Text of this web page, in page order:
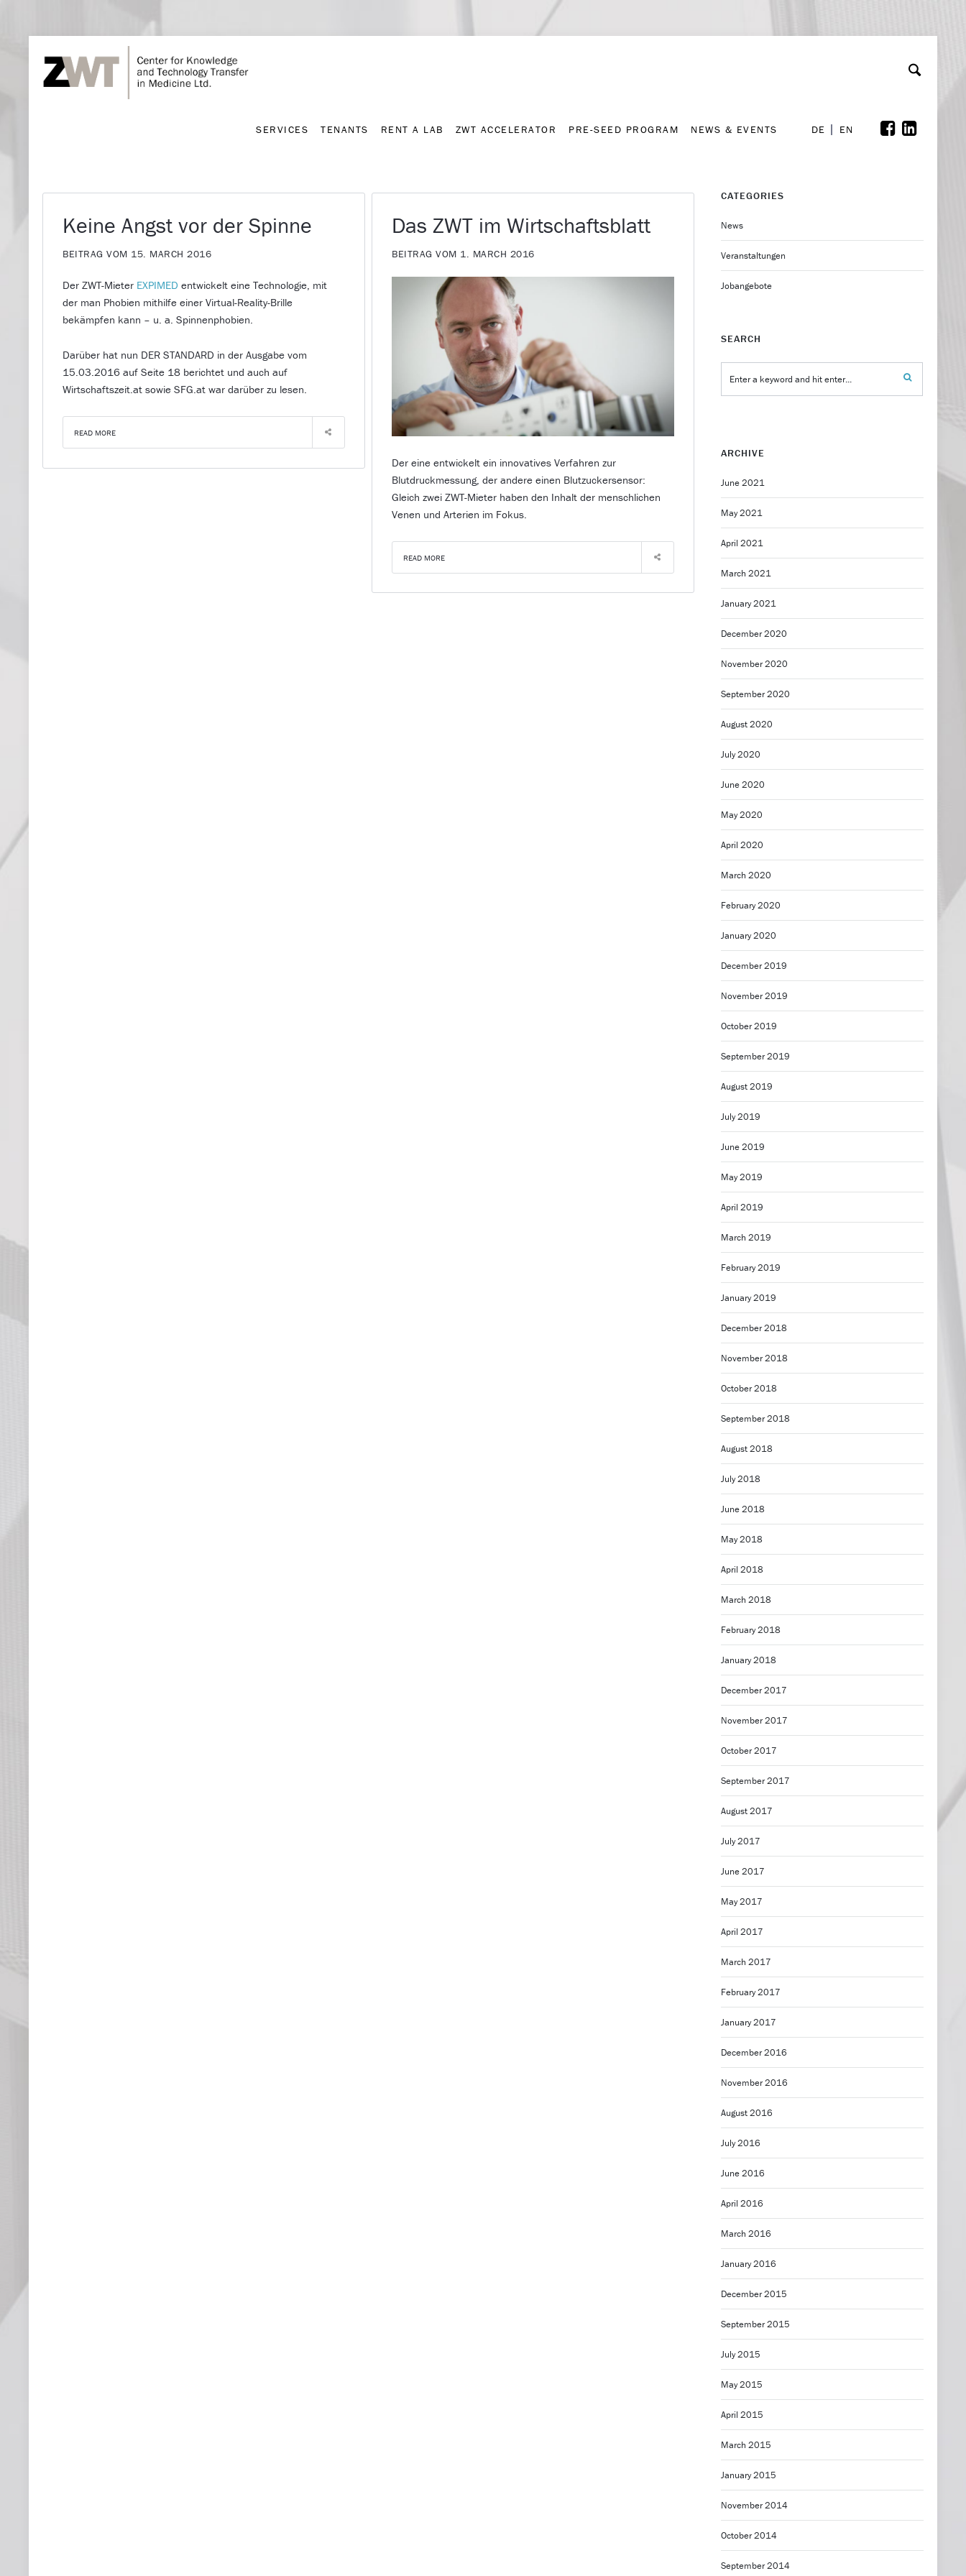
SERVICES TENANTS RENT A LAB ZWT ACCELERATOR PRE-SEED PROGRAM NEWS & EVENTS DE EN
Keine Angst vor der Spinne
BEITRAG VOM 15. MARCH 2016
Der ZWT-Mieter EXPIMED entwickelt eine Technologie, mit
der man Phobien mithilfe einer Virtual-Reality-Brille
bekämpfen kann – u. a. Spinnenphobien.
Darüber hat nun DER STANDARD in der Ausgabe vom
15.03.2016 auf Seite 18 berichtet und auch auf
Wirtschaftszeit.at sowie SFG.at war darüber zu lesen.
READ MORE
Das ZWT im Wirtschaftsblatt
BEITRAG VOM 1. MARCH 2016
Der eine entwickelt ein innovatives Verfahren zur
Blutdruckmessung, der andere einen Blutzuckersensor:
Gleich zwei ZWT-Mieter haben den Inhalt der menschlichen
Venen und Arterien im Fokus.
READ MORE
CATEGORIES
News
Veranstaltungen
Jobangebote
SEARCH
ARCHIVE
June 2021
May 2021
April 2021
March 2021
January 2021
December 2020
November 2020
September 2020
August 2020
July 2020
June 2020
May 2020
April 2020
March 2020
February 2020
January 2020
December 2019
November 2019
October 2019
September 2019
August 2019
July 2019
June 2019
May 2019
April 2019
March 2019
February 2019
January 2019
December 2018
November 2018
October 2018
September 2018
August 2018
July 2018
June 2018
May 2018
April 2018
March 2018
February 2018
January 2018
December 2017
November 2017
October 2017
September 2017
August 2017
July 2017
June 2017
May 2017
April 2017
March 2017
February 2017
January 2017
December 2016
November 2016
August 2016
July 2016
June 2016
April 2016
March 2016
January 2016
December 2015
September 2015
July 2015
May 2015
April 2015
March 2015
January 2015
November 2014
October 2014
September 2014